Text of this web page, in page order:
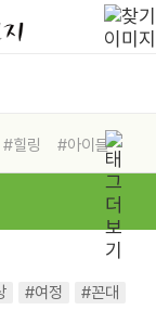
#힐링
#아이들
#여정
#꼰대